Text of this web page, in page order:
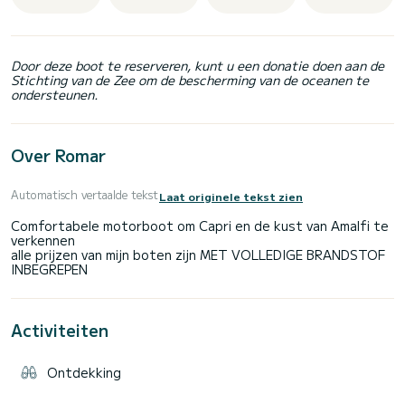
Door deze boot te reserveren, kunt u een donatie doen aan de
Stichting van de Zee om de bescherming van de oceanen te
ondersteunen.
Over Romar
Automatisch vertaalde tekstLaat originele tekst zien
Comfortabele motorboot om Capri en de kust van Amalfi te
verkennen
alle prijzen van mijn boten zijn MET VOLLEDIGE BRANDSTOF
Activiteiten
Ontdekking